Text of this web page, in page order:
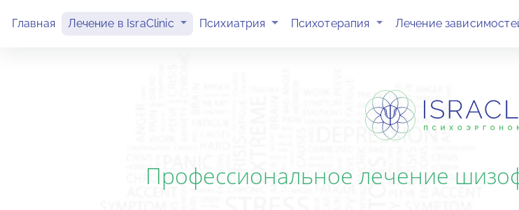
Главная Лечение в IsraClinic (current)Психиатрия (current)Психотерапия (current)Лечение
Профессиональное лечение